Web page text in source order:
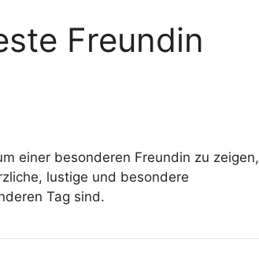
Freundin
einer besonderen Freundin zu zeigen,
lustige und besondere
Tag sind.